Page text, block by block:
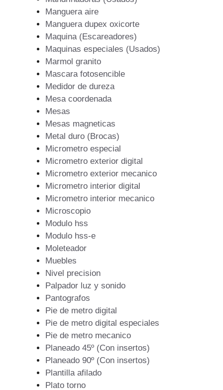
Manguera aire
Manguera dupex oxicorte
Maquina (Escareadores)
Maquinas especiales (Usados)
Marmol granito
Mascara fotosencible
Medidor de dureza
Mesa coordenada
Mesas
Mesas magneticas
Metal duro (Brocas)
Micrometro especial
Micrometro exterior digital
Micrometro exterior mecanico
Micrometro interior digital
Micrometro interior mecanico
Microscopio
Modulo hss
Modulo hss-e
Moleteador
Muebles
Nivel precision
Palpador luz y sonido
Pantografos
Pie de metro digital
Pie de metro digital especiales
Pie de metro mecanico
Planeado 45º (Con insertos)
Planeado 90º (Con insertos)
Plantilla afilado
Plato torno